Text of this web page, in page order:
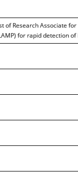
of Research Associate
for rapid detection